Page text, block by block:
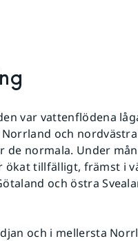
var vattenflödena
och
de normala. Under
ökat tillfälligt, främst i
och östra
och i mellersta